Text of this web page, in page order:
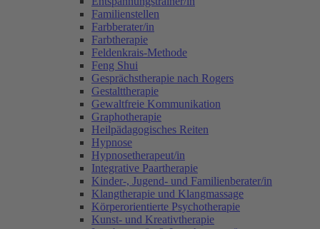
Familienstellen
Farbberater/in
Farbtherapie
Feldenkrais-Methode
Feng Shui
Gesprächstherapie nach Rogers
Gestalttherapie
Gewaltfreie Kommunikation
Graphotherapie
Heilpädagogisches Reiten
Hypnose
Hypnosetherapeut/in
Integrative Paartherapie
Kinder-, Jugend- und Familienberater/in
Klangtherapie und Klangmassage
Körperorientierte Psychotherapie
Kunst- und Kreativtherapie